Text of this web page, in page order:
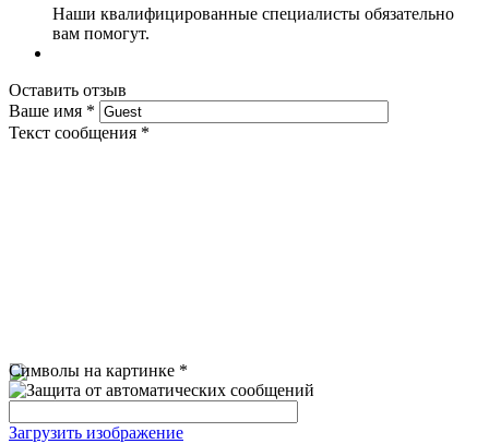
Наши квалифицированные специалисты обязательно
вам помогут.
Оставить отзыв
Ваше имя *
Текст сообщения *
Символы на картинке *
Загрузить изображение